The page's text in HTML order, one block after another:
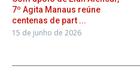
7º Agita Manaus reúne
centenas de part ...
15 de junho de 2026